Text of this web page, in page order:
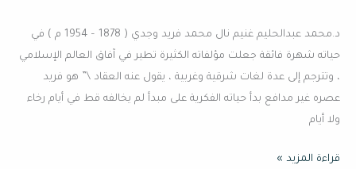
د.محمد عبدالحليم غنيم نال محمد فريد وجدي ( 1878 – 1954 م ) في
حياته شهرة فائقة جعلت مؤلفاته الكثيرة تطير في آفاق العالم الإسلامي
، وتترجم إلى عدة لغات شرقية وغربية ، يقول عنه العقاد \” هو فريد
عصره غير مدافع بدأ حياته الفكرية على مبدأ لم يخالفه قط في أيام رخاء
ولا أيام
قراءة المزيد »